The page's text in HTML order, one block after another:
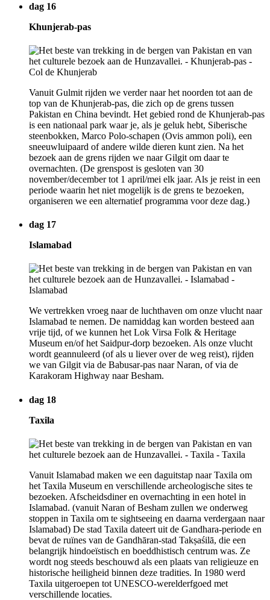
dag 16
Khunjerab-pas
Vanuit Gulmit rijden we verder naar het noorden tot aan de
top van de Khunjerab-pas, die zich op de grens tussen
Pakistan en China bevindt. Het gebied rond de Khunjerab-pas
is een nationaal park waar je, als je geluk hebt, Siberische
steenbokken, Marco Polo-schapen (Ovis ammon poli), een
sneeuwluipaard of andere wilde dieren kunt zien. Na het
bezoek aan de grens rijden we naar Gilgit om daar te
overnachten. (De grenspost is gesloten van 30
november/december tot 1 april/mei elk jaar. Als je reist in een
periode waarin het niet mogelijk is de grens te bezoeken,
organiseren we een alternatief programma voor deze dag.)
dag 17
Islamabad
We vertrekken vroeg naar de luchthaven om onze vlucht naar
Islamabad te nemen. De namiddag kan worden besteed aan
vrije tijd, of we kunnen het Lok Virsa Folk & Heritage
Museum en/of het Saidpur-dorp bezoeken. Als onze vlucht
wordt geannuleerd (of als u liever over de weg reist), rijden
we van Gilgit via de Babusar-pas naar Naran, of via de
Karakoram Highway naar Besham.
dag 18
Taxila
Vanuit Islamabad maken we een daguitstap naar Taxila om
het Taxila Museum en verschillende archeologische sites te
bezoeken. Afscheidsdiner en overnachting in een hotel in
Islamabad. (vanuit Naran of Besham zullen we onderweg
stoppen in Taxila om te sightseeing en daarna verdergaan naar
Islamabad) De stad Taxila dateert uit de Gandhara-periode en
bevat de ruïnes van de Gandhāran-stad Takṣaśilā, die een
belangrijk hindoeïstisch en boeddhistisch centrum was. Ze
wordt nog steeds beschouwd als een plaats van religieuze en
historische heiligheid binnen deze tradities. In 1980 werd
Taxila uitgeroepen tot UNESCO-werelderfgoed met
verschillende locaties.